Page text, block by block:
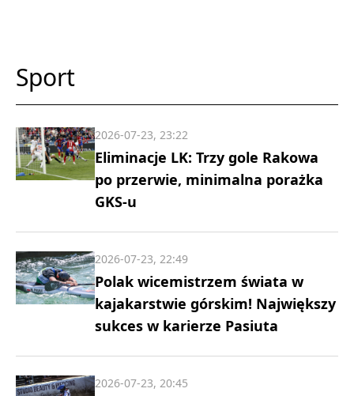
Sport
Eliminacje LK: Trzy gole Rakowa
po przerwie, minimalna porażka
GKS-u
2026-07-23, 23:22
Polak wicemistrzem świata w
kajakarstwie górskim! Największy
sukces w karierze Pasiuta
2026-07-23, 22:49
2026-07-23, 20:45